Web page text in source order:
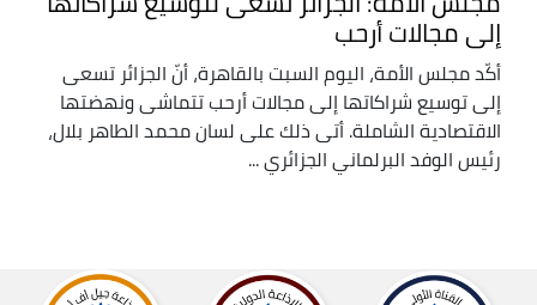
إلى مجالات أرحب
أكّد مجلس الأمة، اليوم السبت بالقاهرة، أنّ الجزائر تسعى
إلى توسيع شراكاتها إلى مجالات أرحب تتماشى ونهضتها
الاقتصادية الشاملة. أتى ذلك على لسان محمد الطاهر بلال،
رئيس الوفد البرلماني الجزائري ...